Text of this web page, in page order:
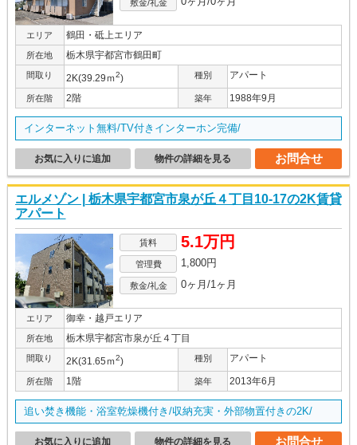
敷金/礼金
エリア 鶴田・砥上エリア
所在地 栃木県宇都宮市鶴田町
間取り 2K(39.29ｍ2) 種別 アパート
所在階 2階 築年 1988年9月
インターネット無料/TV付きインターホン完備/
お問合せ
物件の詳細を見る
お気に入りに追加
エルメゾン | 栃木県宇都宮市泉が丘４丁目10-17の2K賃貸
アパート
賃料 5.1万円
管理費 1,800円
敷金/礼金 0ヶ月/1ヶ月
エリア 御幸・越戸エリア
所在地 栃木県宇都宮市泉が丘４丁目
間取り 2K(31.65ｍ2) 種別 アパート
所在階 1階 築年 2013年6月
追い焚き機能・浴室乾燥機付き/収納充実・外部物置付きの2K/
お問合せ
物件の詳細を見る
お気に入りに追加